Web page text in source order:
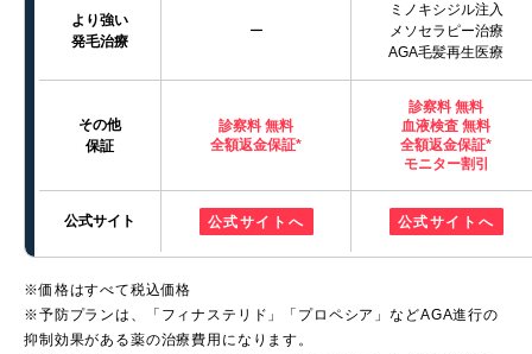
より強い
発毛治療
ー
ミノキシジル注入
メソセラピー治療
AGA毛髪再生医療
その他
保証
診察料 無料
全額返金保証*
診察料 無料
血液検査 無料
全額返金保証*
モニター割引
公式サイト 公式サイトへ 公式サイトへ
※価格はすべて税込価格
※予防プランは、「フィナステリド」「プロペシア」などAGA進行の
抑制効果がある薬の治療費用になります。